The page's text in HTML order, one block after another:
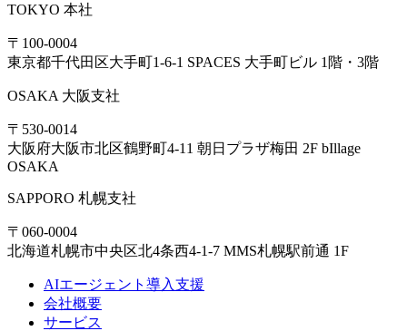
TOKYO 本社
〒100-0004
東京都千代田区大手町1-6-1 SPACES 大手町ビル 1階・3階
OSAKA 大阪支社
〒530-0014
大阪府大阪市北区鶴野町4-11 朝日プラザ梅田 2F bIllage
OSAKA
SAPPORO 札幌支社
〒060-0004
北海道札幌市中央区北4条西4-1-7 MMS札幌駅前通 1F
AIエージェント導入支援
会社概要
サービス